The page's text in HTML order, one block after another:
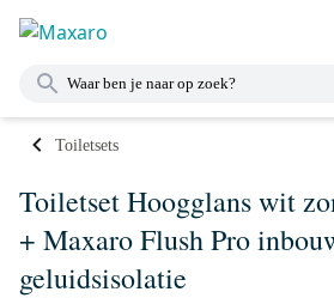
Toiletsets
Toiletset Hoogglans wit
+ Maxaro Flush Pro
geluidsisolatie